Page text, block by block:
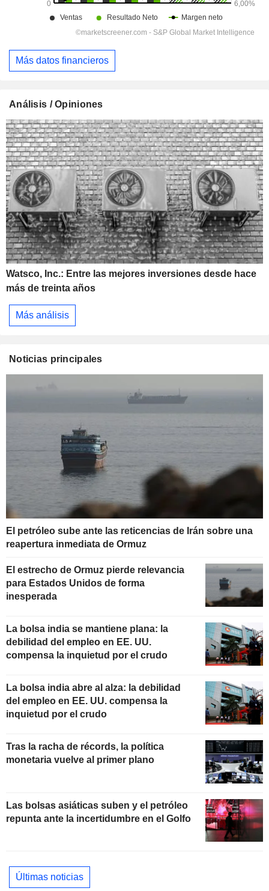
Más datos financieros
Análisis / Opiniones
Watsco, Inc.: Entre las mejores inversiones desde hace
más de treinta años
Más análisis
Noticias principales
El petróleo sube ante las reticencias de Irán sobre una
reapertura inmediata de Ormuz
El estrecho de Ormuz pierde relevancia
para Estados Unidos de forma
inesperada
La bolsa india se mantiene plana: la
debilidad del empleo en EE. UU.
compensa la inquietud por el crudo
La bolsa india abre al alza: la debilidad
del empleo en EE. UU. compensa la
inquietud por el crudo
Tras la racha de récords, la política
monetaria vuelve al primer plano
Las bolsas asiáticas suben y el petróleo
repunta ante la incertidumbre en el Golfo
Últimas noticias